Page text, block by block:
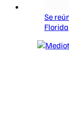
Se
Florida